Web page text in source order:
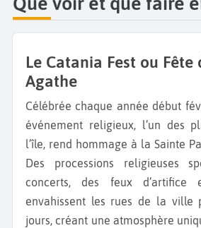
Pergusa,seul lac de Sicile. La ville
romaines de la V illa Romana del
patrimoine mondial de
charmante ville côtière de
cathédrale normande. Alors
vacances en Sicile ?
Le Catania Fest ou Fête de Saint
Agathe
Célébrée chaque année début février à Catane. Cet
événement religieux, l’un des
l’île, rend hommage à la Sainte
Des processions religieuses
concerts, des feux d’artifice
envahissent les rues de la ville
jours, créant une atmosphère